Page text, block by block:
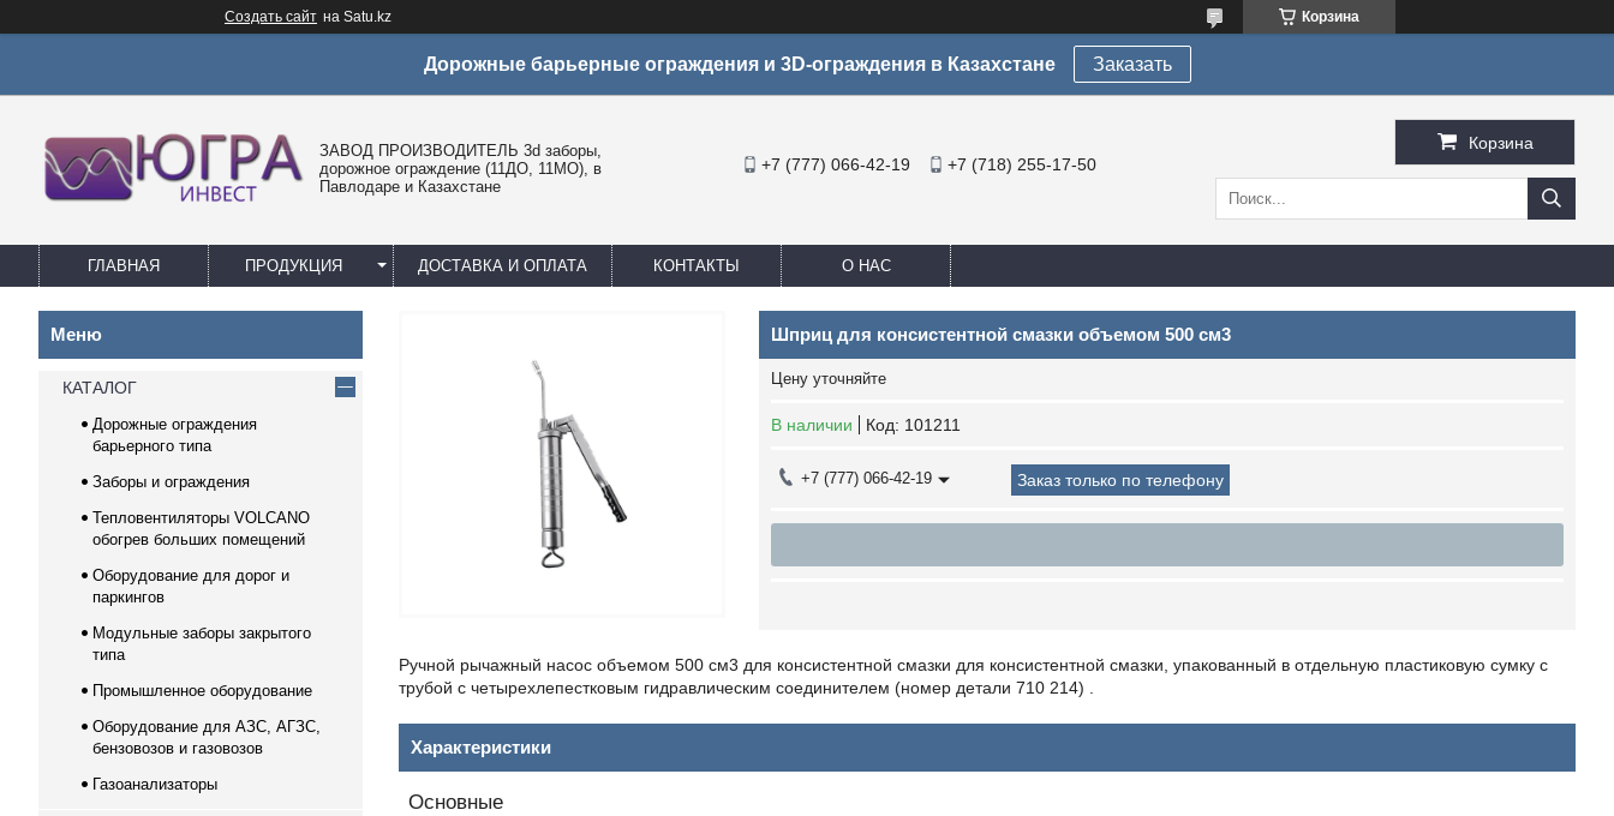
Создать сайт на Satu.kz Корзина
Дорожные барьерные ограждения и 3D-ограждения в Казахстане Заказать
ЗАВОД ПРОИЗВОДИТЕЛЬ 3d заборы,
дорожное ограждение (11ДО, 11МО), в
Павлодаре и Казахстане
+7 (777) 066-42-19 +7 (718) 255-17-50
Корзина
ГЛАВНАЯ ПРОДУКЦИЯ ДОСТАВКА И ОПЛАТА КОНТАКТЫ О НАС
Шприц для консистентной смазки объемом 500 см3
Цену уточняйте
В наличии Код: 101211
+7 (777) 066-42-19 Заказ только по телефону
Ручной рычажный насос объемом 500 см3 для консистентной смазки для консистентной смазки, упакованный в отдельную пластиковую сумку с
трубой с четырехлепестковым гидравлическим соединителем (номер детали 710 214) .
Характеристики
Основные
КАТАЛОГ
Дорожные ограждения
барьерного типа
Заборы и ограждения
Тепловентиляторы VOLCANO
обогрев больших помещений
Оборудование для дорог и
паркингов
Модульные заборы закрытого
типа
Промышленное оборудование
Оборудование для АЗС, АГЗС,
бензовозов и газовозов
Газоанализаторы